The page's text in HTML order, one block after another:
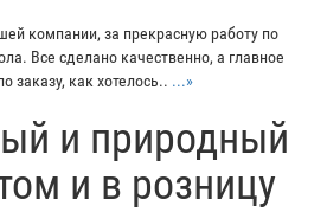
из гранита для своего дома. Больше
подход к клиенту. Отец
очень доволен......»
и природный
и в розницу